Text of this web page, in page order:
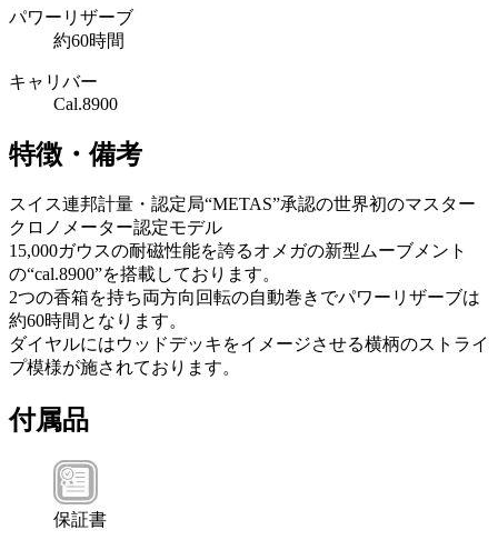
パワーリザーブ
約60時間
キャリバー
Cal.8900
特徴・備考
スイス連邦計量・認定局“METAS”承認の世界初のマスター
クロノメーター認定モデル
15,000ガウスの耐磁性能を誇るオメガの新型ムーブメント
の“cal.8900”を搭載しております。
2つの香箱を持ち両方向回転の自動巻きでパワーリザーブは
約60時間となります。
ダイヤルにはウッドデッキをイメージさせる横柄のストライ
プ模様が施されております。
付属品
保証書